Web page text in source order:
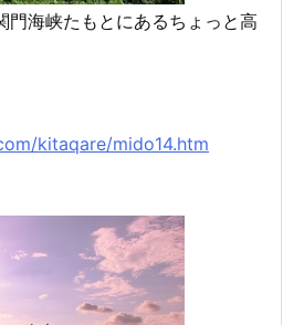
門海峡たもとにあるちょっと高
kitaqare/mido14.htm